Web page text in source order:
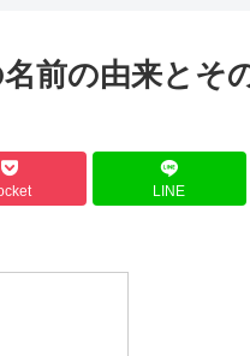
前の由来とそ
LINE